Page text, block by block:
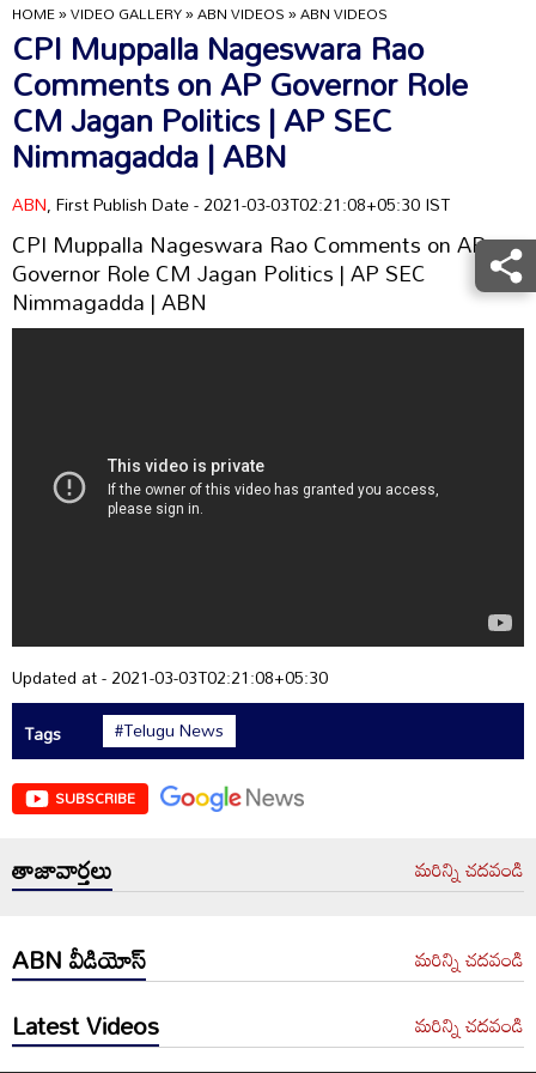
HOME»VIDEO GALLERY»ABN VIDEOS»ABN VIDEOS
CPI Muppalla Nageswara Rao
Comments on AP Governor Role
CM Jagan Politics | AP SEC
Nimmagadda | ABN
ABN, First Publish Date - 2021-03-03T02:21:08+05:30 IST
CPI Muppalla Nageswara Rao Comments on AP
Governor Role CM Jagan Politics | AP SEC
Nimmagadda | ABN
Updated at - 2021-03-03T02:21:08+05:30
Tags
#Telugu News
SUBSCRIBE
తాజావార్తలు మరిన్ని చదవండి
ABN వీడియోస్ మరిన్ని చదవండి
Latest Videos మరిన్ని చదవండి